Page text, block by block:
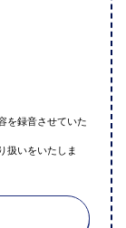
を録音させていた
扱いをいたしま